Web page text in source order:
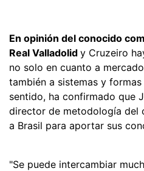
En opinión del conocido
Real Valladolid y Cruzeiro
no solo en cuanto a
también a sistemas y
sentido, ha confirmado que
director de metodología del
a Brasil para aportar sus
"Se puede intercambiar